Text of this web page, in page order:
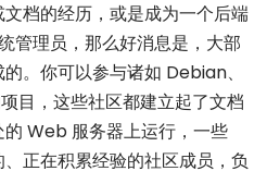
档的经历，或是成为一个后端
管理员，那么好消息是，大部
。你可以参与诸如 Debian、
目，这些社区都建立起了文档
Web 服务器上运行，一些
正在积累经验的社区成员，负